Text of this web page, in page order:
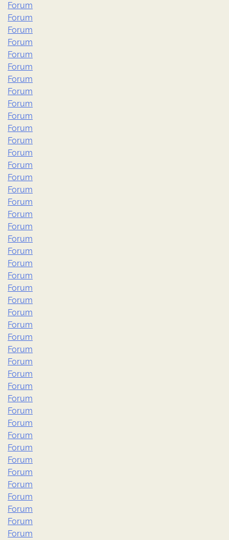
Forum
Forum
Forum
Forum
Forum
Forum
Forum
Forum
Forum
Forum
Forum
Forum
Forum
Forum
Forum
Forum
Forum
Forum
Forum
Forum
Forum
Forum
Forum
Forum
Forum
Forum
Forum
Forum
Forum
Forum
Forum
Forum
Forum
Forum
Forum
Forum
Forum
Forum
Forum
Forum
Forum
Forum
Forum
Forum